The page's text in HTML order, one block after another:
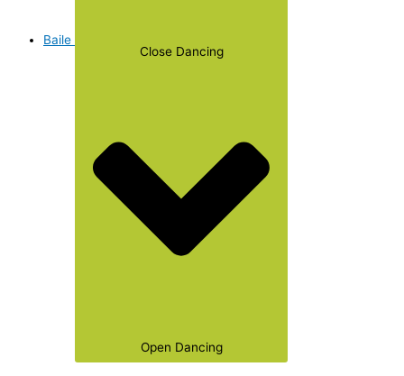
Baile
Close Dancing
Open Dancing